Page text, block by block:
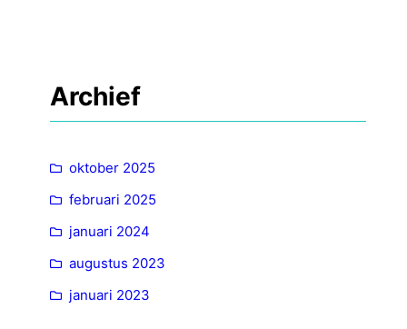
Archief
oktober 2025
februari 2025
januari 2024
augustus 2023
januari 2023